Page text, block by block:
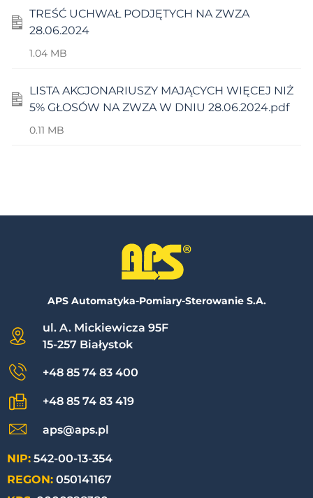
TREŚĆ UCHWAŁ PODJĘTYCH NA ZWZA
28.06.2024
1.04 MB
LISTA AKCJONARIUSZY MAJĄCYCH WIĘCEJ NIŻ
5% GŁOSÓW NA ZWZA W DNIU 28.06.2024.pdf
0.11 MB
APS Automatyka-Pomiary-Sterowanie S.A.
ul. A. Mickiewicza 95F
15-257 Białystok
+48 85 74 83 400
+48 85 74 83 419
aps@aps.pl
NIP: 542-00-13-354
REGON: 050141167